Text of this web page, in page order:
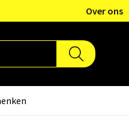
Over ons